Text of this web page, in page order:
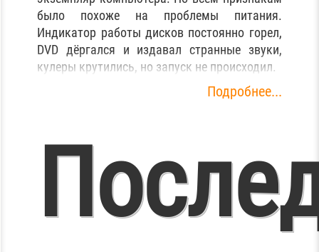
ремонт.
было похоже на проблемы питания.
Индикатор работы дисков постоянно горел,
DVD дёргался и издавал странные звуки,
кулеры крутились, но запуск не происходил.
Подробнее...
BIOS